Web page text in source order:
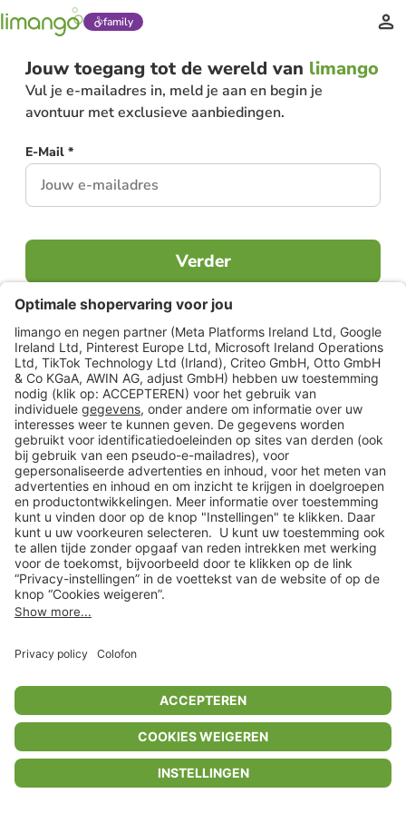
family
Jouw toegang tot de wereld van limango
Vul je e-mailadres in, meld je aan en begin je
avontuur met exclusieve aanbiedingen.
E-Mail *
Verder
Al lid?Inloggen
PrivacyinstellingenAlgemene voorwaardenPrivacybeleidColofon
Help Center